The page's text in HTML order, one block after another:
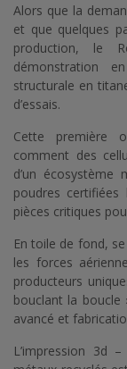
Alors que la
et que quelques
production, le
démonstration
structurale en
d’essais.
Cette première
comment des
d’un écosystème
poudres certifiées
pièces critiques
En toile de fond,
les forces
producteurs
bouclant la boucle
avancé et
L’impression 3d